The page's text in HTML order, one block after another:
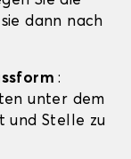
dann nach
:
unter dem
und Stelle zu